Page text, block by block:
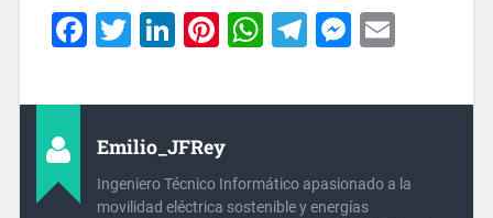
Facebook
Twitter
LinkedIn
Pinterest
WhatsApp
Telegram
Email
Emilio_JFRey
Ingeniero Técnico Informático apasionado a la
movilidad eléctrica sostenible y energías